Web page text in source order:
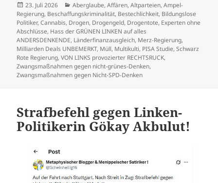
Veröffentlicht
am
23. Juli 2026 Kategorien
Aberglaube,Affären,Altparteien,Ampel-
Regierung, Beschaffungskriminalität, Bestechlichkeit, Bildungslose
Politiker,Cannabis, Drogen, Drogengeld, Drogentote, Experten ohne
Abschlüsse, Hass der GRÜNEN LINKEN auf alles
ANDERSDENKENDE, Länderfinanzausgleich, Merz-Regierung,
Milliarden Deals UNBEMERKT, Müll, Multikulti, PISA Studie,Schwarz
Rote Regierung,VON LINKS provozierter RECHTSRUCK,
Zwangsmaßnahmen gegen nicht-grünes-Denken,
Zwangsmaßnahmen gegen Nicht-SPD-Denken
Strafbefehl gegen Linken-
Politikerin Gökay Akbulut!